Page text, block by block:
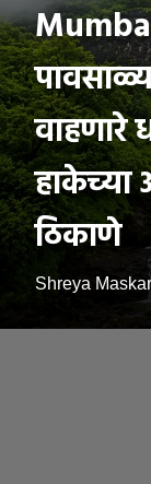
हाकेच्या
ठिकाणे
Shreya Maskar